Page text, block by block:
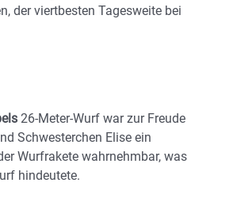
der viertbesten Tagesweite bei
26-Meter-Wurf war zur Freude
Schwesterchen Elise ein
Wurfrakete wahrnehmbar, was
hindeutete.